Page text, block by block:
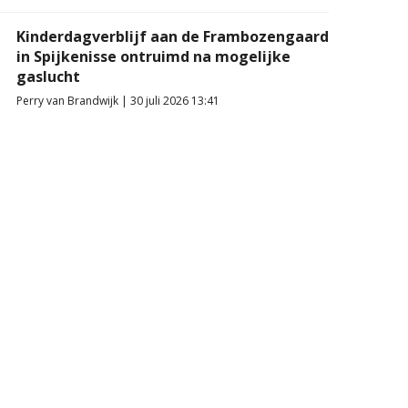
Kinderdagverblijf aan de Frambozengaard
in Spijkenisse ontruimd na mogelijke
gaslucht
Perry van Brandwijk | 30 juli 2026 13:41